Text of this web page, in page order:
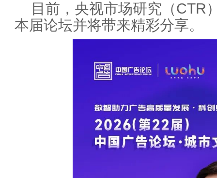
目前，央视市场研究（CTR
本届论坛并将带来精彩分享。